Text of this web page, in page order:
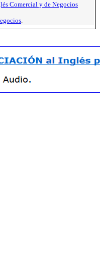
Comercial y de Negocios
.